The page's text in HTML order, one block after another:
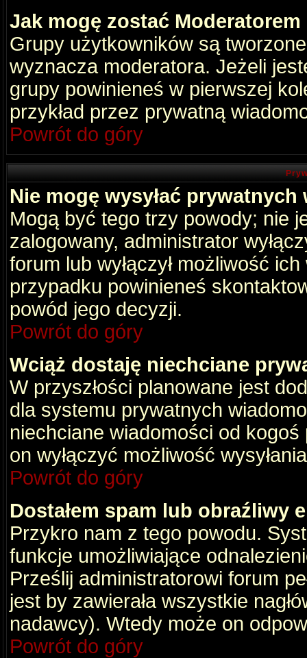
Jak mogę zostać
Grupy użytkowników są
wyznacza moderatora. Jeżeli
grupy powinieneś w pierwszej
przykład przez prywatną
Powrót do góry
Nie mogę wysyłać
Mogą być tego trzy powody; nie
zalogowany, administrator
forum lub wyłączył możliwość
przypadku powinieneś
powód jego decyzji.
Powrót do góry
Wciąż dostaję niechciane
W przyszłości planowane jest
dla systemu prywatnych
niechciane wiadomości od
on wyłączyć możliwość
Powrót do góry
Dostałem spam lub obraźliwy
Przykro nam z tego powodu.
funkcje umożliwiające
Prześlij administratorowi forum
jest by zawierała wszystkie
nadawcy). Wtedy może on
Powrót do góry